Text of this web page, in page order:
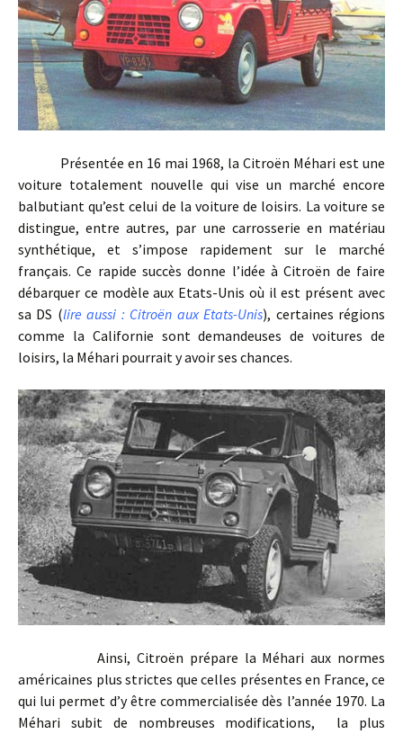
Présentée en 16 mai 1968, la Citroën Méhari est une
voiture totalement nouvelle qui vise un marché encore
balbutiant qu’est celui de la voiture de loisirs. La voiture se
distingue, entre autres, par une carrosserie en matériau
synthétique, et s’impose rapidement sur le marché
français. Ce rapide succès donne l’idée à Citroën de faire
débarquer ce modèle aux Etats-Unis où il est présent avec
sa DS (lire aussi : Citroën aux Etats-Unis), certaines régions
comme la Californie sont demandeuses de voitures de
loisirs, la Méhari pourrait y avoir ses chances.
Ainsi, Citroën prépare la Méhari aux normes
américaines plus strictes que celles présentes en France, ce
qui lui permet d’y être commercialisée dès l’année 1970. La
Méhari subit de nombreuses modifications, la plus